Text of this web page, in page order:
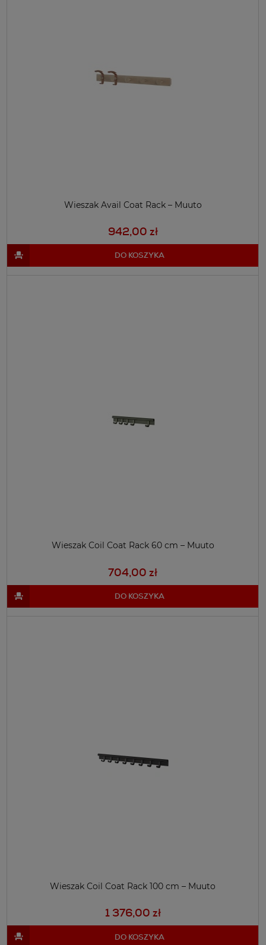
Wieszak Avail Coat Rack – Muuto
942,00 zł
DO KOSZYKA
Wieszak Coil Coat Rack 60 cm – Muuto
704,00 zł
DO KOSZYKA
Wieszak Coil Coat Rack 100 cm – Muuto
1 376,00 zł
DO KOSZYKA